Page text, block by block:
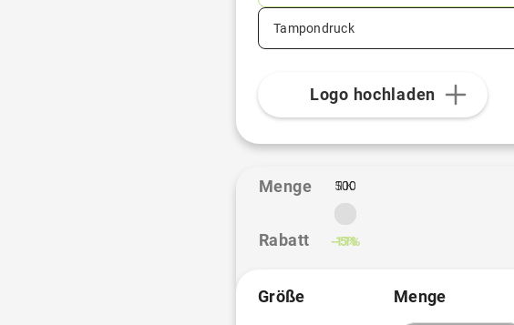
Tampondruck
Logo hochladen
Menge
Rabatt
100
500
-5%
1K
-11%
Größe Menge